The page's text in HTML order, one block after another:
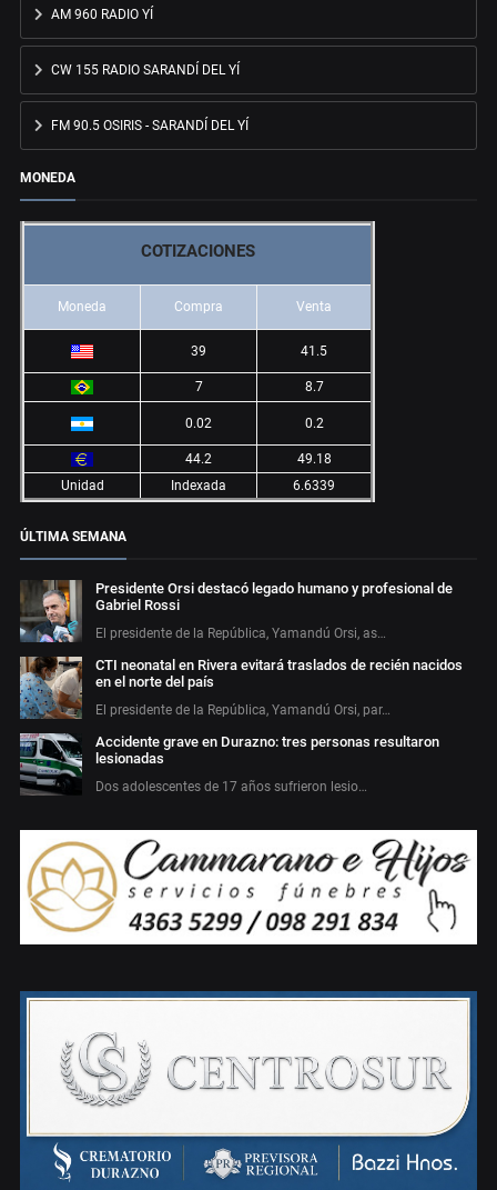
AM 960 RADIO YÍ
CW 155 RADIO SARANDÍ DEL YÍ
FM 90.5 OSIRIS - SARANDÍ DEL YÍ
MONEDA
COTIZACIONES
Moneda Compra Venta
39 41.5
7 8.7
0.02 0.2
44.2
49.18
Unidad
Indexada 6.6339
ÚLTIMA SEMANA
Presidente Orsi destacó legado humano y profesional de
Gabriel Rossi
El presidente de la República, Yamandú Orsi, as…
CTI neonatal en Rivera evitará traslados de recién nacidos
en el norte del país
El presidente de la República, Yamandú Orsi, par…
Accidente grave en Durazno: tres personas resultaron
lesionadas
Dos adolescentes de 17 años sufrieron lesio…